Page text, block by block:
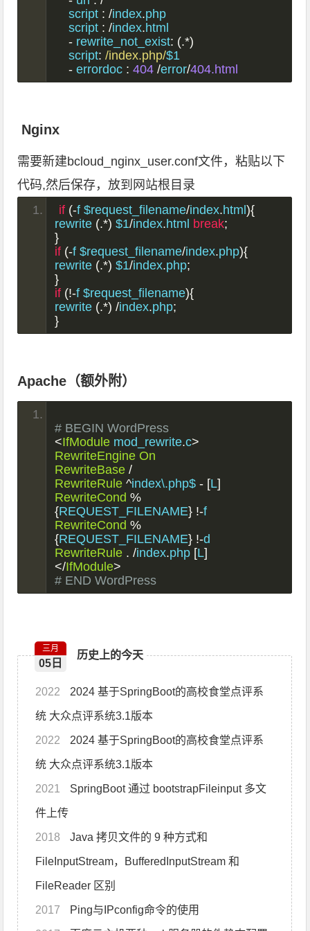
    script
: /index.php
    script
: /index.html
- rewrite_not_exist: (.*)
    script
: /index.php/$1
- errordoc : 404 /error/404.html
Nginx
需要新建bcloud_nginx_user.conf文件，粘贴以下
代码,然后保存，放到网站根目录
if (-f $request_filename/index.html){
rewrite (.*) $1/index.html break;
}
if (-f $request_filename/index.php){
rewrite (.*) $1/index.php;
}
if (!-f $request_filename){
rewrite (.*) /index.php;
}
Apache（额外附）
# BEGIN WordPress
<IfModule mod_rewrite.c>
RewriteEngine On
RewriteBase /
RewriteRule ^index\.php$ - [L]
RewriteCond %
{REQUEST_FILENAME} !-f
RewriteCond %
{REQUEST_FILENAME} !-d
RewriteRule . /index.php [L]
</IfModule>
# END WordPress
历史上的今天
三月
05日
2022
统 大众点评系统3.1版本
2022
统 大众点评系统3.1版本
2021
件上传
2018 Java 拷贝文件的 9 种方式和
FileInputStream，BufferedInputStream 和
FileReader 区别
2017 Ping与IPconfig命令的使用